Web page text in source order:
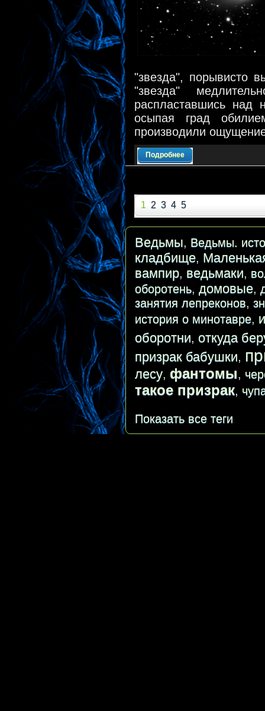
"звезда", порывисто
"звезда"
распластавшись над
осыпая град
производили
Подробнее
1 2 3 4 5
Ведьмы, Ведьмы.
кладбище,
вампир, ведьмаки,
оборотень, домовые,
занятия лепреконов,
история о минотавре,
оборотни, откуда
призрак бабушки,
лесу, фантомы,
такое призрак,
Показать все теги